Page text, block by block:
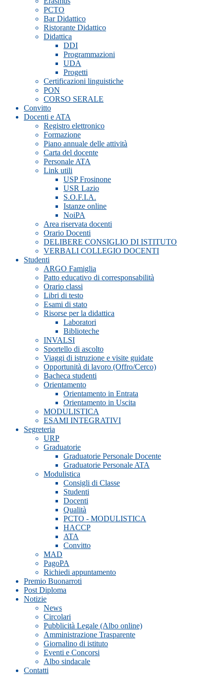
PCTO
Bar Didattico
Ristorante Didattico
Didattica
DDI
Programmazioni
UDA
Progetti
Certificazioni linguistiche
PON
CORSO SERALE
Convitto
Docenti e ATA
Registro elettronico
Formazione
Piano annuale delle attività
Carta del docente
Personale ATA
Link utili
USP Frosinone
USR Lazio
S.O.F.I.A.
Istanze online
NoiPA
Area riservata docenti
Orario Docenti
DELIBERE CONSIGLIO DI ISTITUTO
VERBALI COLLEGIO DOCENTI
Studenti
ARGO Famiglia
Patto educativo di corresponsabilità
Orario classi
Libri di testo
Esami di stato
Risorse per la didattica
Laboratori
Biblioteche
INVALSI
Sportello di ascolto
Viaggi di istruzione e visite guidate
Opportunità di lavoro (Offro/Cerco)
Bacheca studenti
Orientamento
Orientamento in Entrata
Orientamento in Uscita
MODULISTICA
ESAMI INTEGRATIVI
Segreteria
URP
Graduatorie
Graduatorie Personale Docente
Graduatorie Personale ATA
Modulistica
Consigli di Classe
Studenti
Docenti
Qualità
PCTO - MODULISTICA
HACCP
ATA
Convitto
MAD
PagoPA
Richiedi appuntamento
Premio Buonarroti
Post Diploma
Notizie
News
Circolari
Pubblicità Legale (Albo online)
Amministrazione Trasparente
Giornalino di istituto
Eventi e Concorsi
Albo sindacale
Contatti